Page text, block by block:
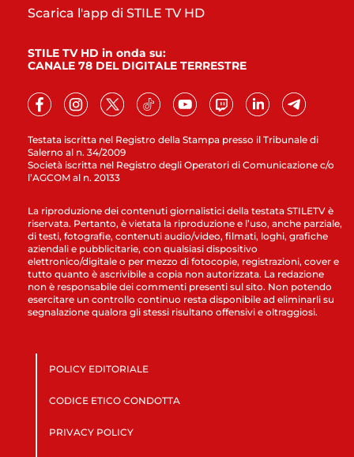
Testata iscritta nel Registro della Stampa presso il Tribunale di
Salerno al n. 34/2009
Società iscritta nel Registro degli Operatori di Comunicazione c/o
l’AGCOM al n. 20133
Scarica l'app di STILE TV HD
STILE TV HD in onda su:
CANALE 78 DEL DIGITALE TERRESTRE
La riproduzione dei contenuti giornalistici della testata STILETV è
riservata. Pertanto, è vietata la riproduzione e l’uso, anche parziale,
di testi, fotografie, contenuti audio/video, filmati, loghi, grafiche
aziendali e pubblicitarie, con qualsiasi dispositivo
elettronico/digitale o per mezzo di fotocopie, registrazioni, cover e
tutto quanto è ascrivibile a copia non autorizzata. La redazione
non è responsabile dei commenti presenti sul sito. Non potendo
esercitare un controllo continuo resta disponibile ad eliminarli su
segnalazione qualora gli stessi risultano offensivi e oltraggiosi.
POLICY EDITORIALE
CODICE ETICO CONDOTTA
PRIVACY POLICY